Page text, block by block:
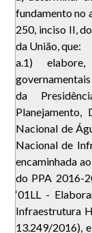
fundamento no
250, inciso II,
da União, que:
a.1)
da
Nacional de
Nacional de
encaminhada
do PPA 2016-
‘01LL -
Infraestrutura
13.249/2016),